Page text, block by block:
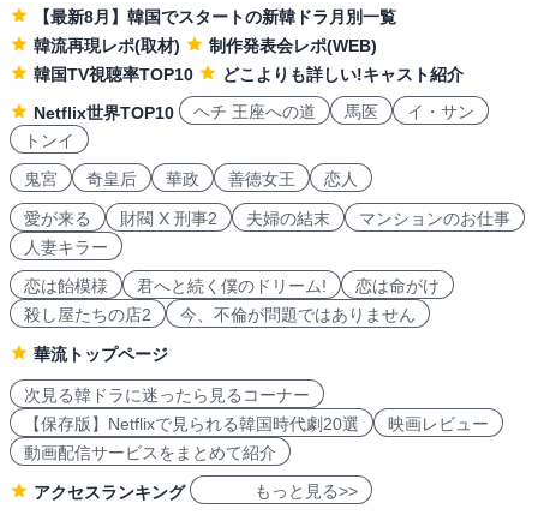
【最新8月】韓国でスタートの新韓ドラ月別一覧
韓流再現レポ(取材)
制作発表会レポ(WEB)
韓国TV視聴率TOP10
どこよりも詳しい!キャスト紹介
Netflix世界TOP10
ヘチ 王座への道 馬医
イ・サン
トンイ
鬼宮
奇皇后 華政 善徳女王 恋人
愛が来る 財閥 X 刑事2 夫婦の結末
マンションのお仕事
人妻キラー
恋は飴模様
君へと続く僕のドリーム!
恋は命がけ
殺し屋たちの店2
今、不倫が問題ではありません
華流トップページ
次見る韓ドラに迷ったら見るコーナー
【保存版】Netflixで見られる韓国時代劇20選
映画レビュー
動画配信サービスをまとめて紹介
アクセスランキング もっと見る>>